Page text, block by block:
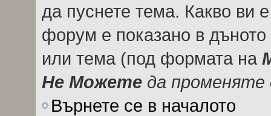
да пуснете тема. Какво ви
форум е показано в
или тема (под формата на
Не Можете да
Върнете се в началото